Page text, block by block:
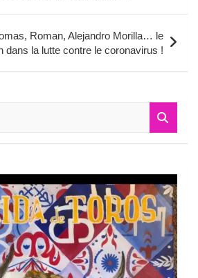
Roman, Alejandro Morilla… le
dans la lutte contre le coronavirus !